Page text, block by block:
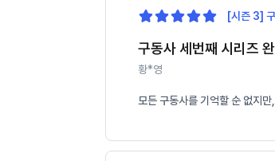
[시즌 3]
구동사 세번째 시리즈
황*영
모든 구동사를 기억할 순 없지